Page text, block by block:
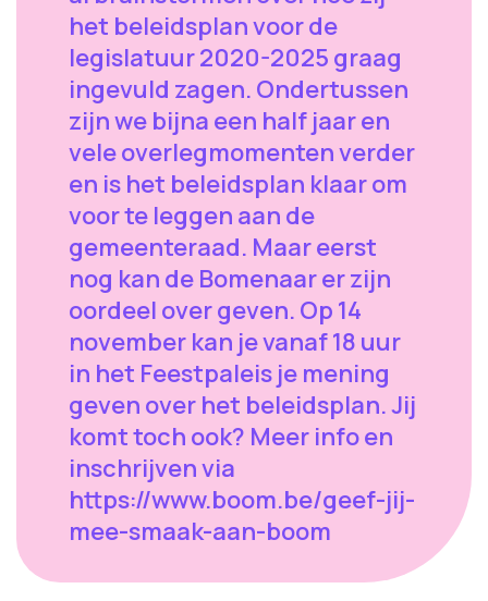
het beleidsplan voor de
legislatuur 2020-2025 graag
ingevuld zagen. Ondertussen
zijn we bijna een half jaar en
vele overlegmomenten verder
en is het beleidsplan klaar om
voor te leggen aan de
gemeenteraad. Maar eerst
nog kan de Bomenaar er zijn
oordeel over geven. Op 14
november kan je vanaf 18 uur
in het Feestpaleis je mening
geven over het beleidsplan. Jij
komt toch ook? Meer info en
inschrijven via
https://www.boom.be/geef-jij-
mee-smaak-aan-boom